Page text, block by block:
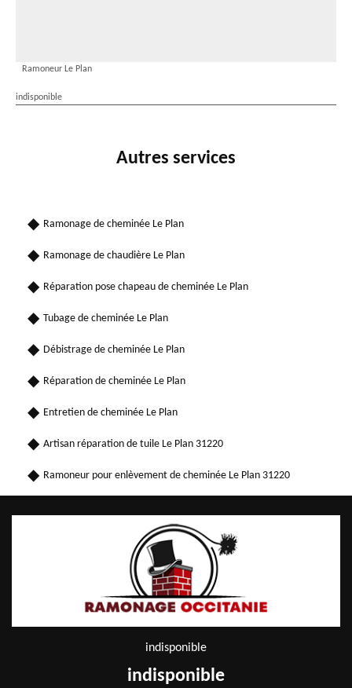
Ramoneur Le Plan
indisponible
Autres services
Ramonage de cheminée Le Plan
Ramonage de chaudière Le Plan
Réparation pose chapeau de cheminée Le Plan
Tubage de cheminée Le Plan
Débistrage de cheminée Le Plan
Réparation de cheminée Le Plan
Entretien de cheminée Le Plan
Artisan réparation de tuile Le Plan 31220
Ramoneur pour enlèvement de cheminée Le Plan 31220
indisponible
indisponible